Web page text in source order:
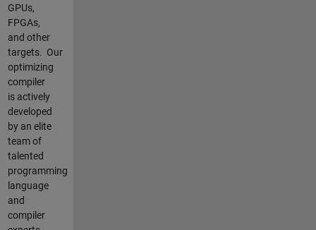
GPUs,
FPGAs,
and other
targets. Our
optimizing
compiler
is actively
developed
by an elite
team of
talented
programming
language
and
compiler